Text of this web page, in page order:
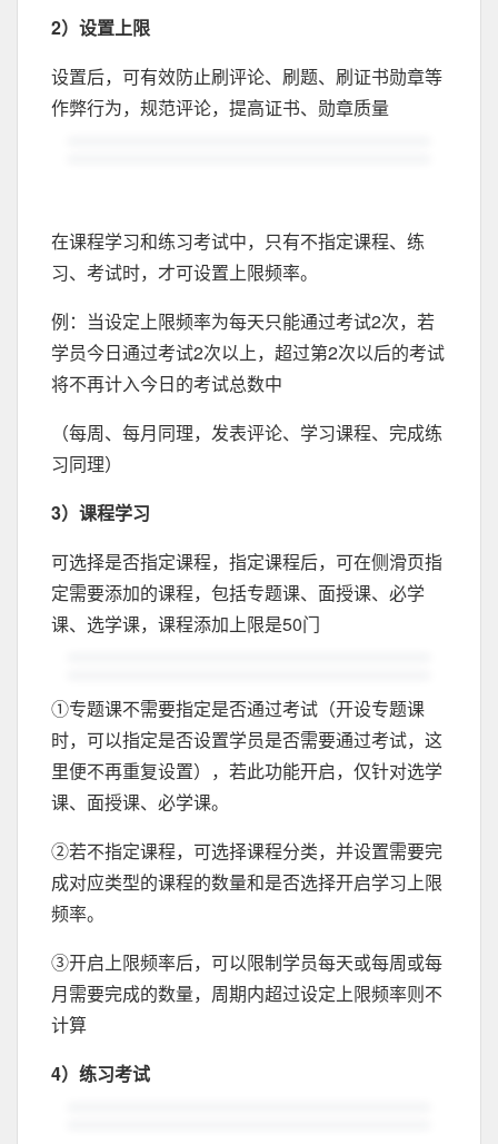
2）设置上限
设置后，可有效防止刷评论、刷题、刷证书勋章等
作弊行为，规范评论，提高证书、勋章质量
在课程学习和练习考试中，只有不指定课程、练
习、考试时，才可设置上限频率。
例：当设定上限频率为每天只能通过考试2次，若
学员今日通过考试2次以上，超过第2次以后的考试
将不再计入今日的考试总数中
（每周、每月同理，发表评论、学习课程、完成练
习同理）
3）课程学习
可选择是否指定课程，指定课程后，可在侧滑页指
定需要添加的课程，包括专题课、面授课、必学
课、选学课，课程添加上限是50门
①专题课不需要指定是否通过考试（开设专题课
时，可以指定是否设置学员是否需要通过考试，这
里便不再重复设置），若此功能开启，仅针对选学
课、面授课、必学课。
②若不指定课程，可选择课程分类，并设置需要完
成对应类型的课程的数量和是否选择开启学习上限
频率。
③开启上限频率后，可以限制学员每天或每周或每
月需要完成的数量，周期内超过设定上限频率则不
计算
4）练习考试